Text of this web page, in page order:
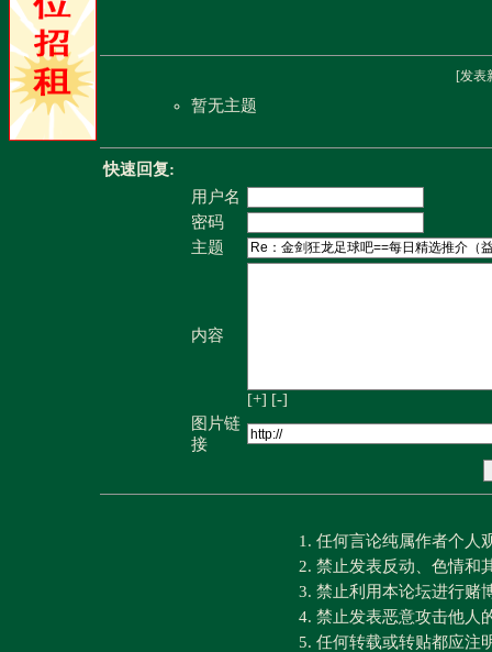
[发表
暂无主题
快速回复:
用户名
密码
主题
内容
[+] [-]
图片链
接
1. 任何言论纯属作者个人
2. 禁止发表反动、色情和
3. 禁止利用本论坛进行赌
4. 禁止发表恶意攻击他人
5. 任何转载或转贴都应注